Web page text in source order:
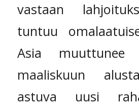
vastaan
tuntuu
Asia muuttunee
maaliskuun
astuva uusi